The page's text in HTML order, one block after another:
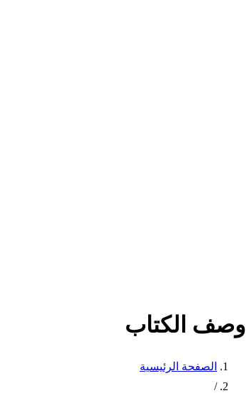
وصف الكتاب
الصفحة الرئيسية
/